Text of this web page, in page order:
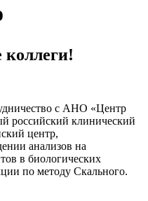
с АНО «Центр
российский клинический
центр,
анализов на
в биологических
по методу Скального.